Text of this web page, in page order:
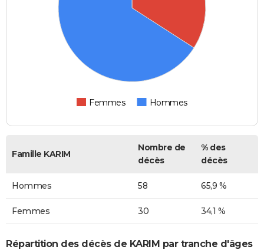
Femmes Hommes
Famille KARIM
Nombre de
décès
% des
décès
Hommes 58 65,9 %
Femmes 30 34,1 %
Répartition des décès de KARIM par tranche d'âges